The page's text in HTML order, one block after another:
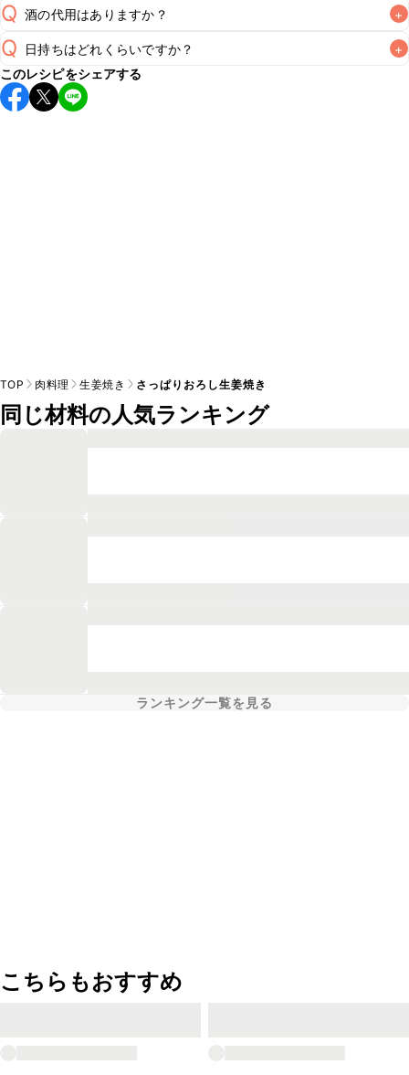
A
Q 酒の代用はありますか？ +
A
Q 日持ちはどれくらいですか？ +
保存期間は冷蔵で翌日中が目安です。なるべくお早めにお召
し上がりください。
このレシピをシェアする
TOP 肉料理 生姜焼き さっぱりおろし生姜焼き
同じ材料の人気ランキング
ランキング一覧を見る
こちらもおすすめ